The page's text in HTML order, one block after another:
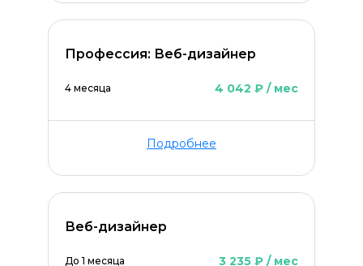
Профессия: Веб-дизайнер
4 месяца 4 042 ₽ / мес
Подробнее
Веб-дизайнер
До 1 месяца 3 235 ₽ / мес